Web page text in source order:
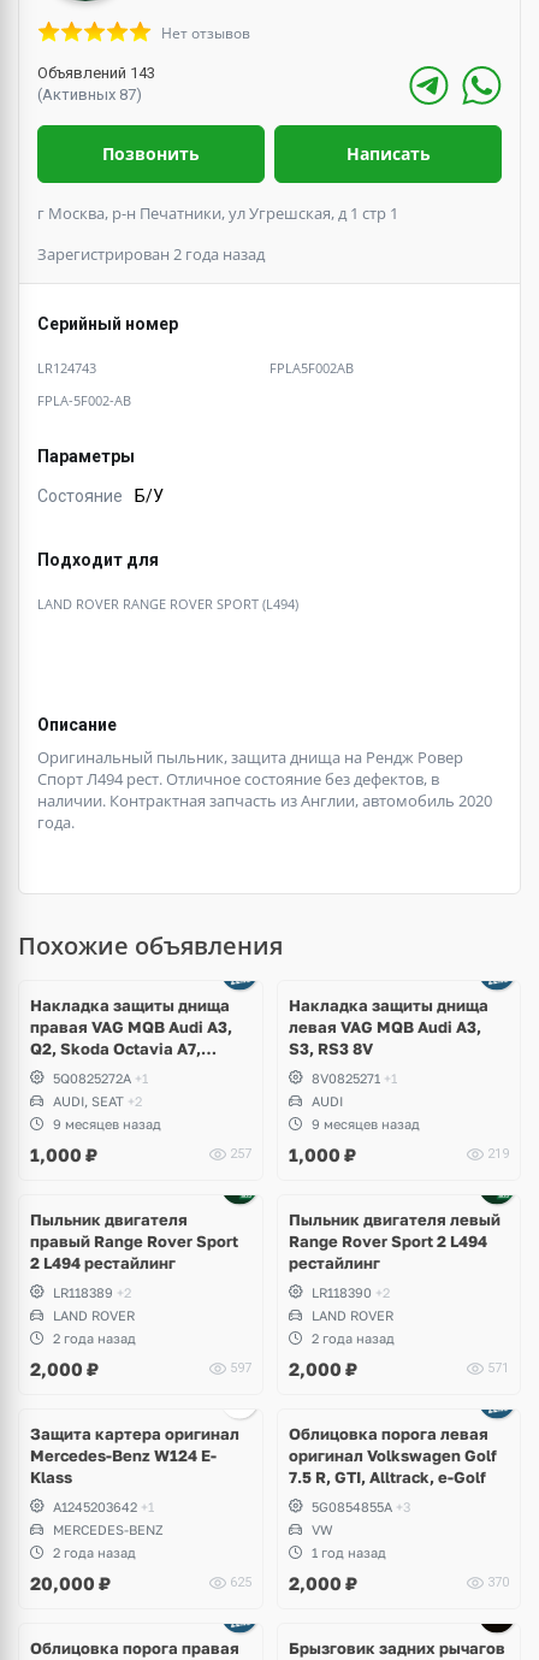
Нет отзывов
Объявлений 143
(Активных 87)
Позвонить Написать
г Москва, р-н Печатники, ул Угрешская, д 1 стр 1
Зарегистрирован 2 года назад
Серийный номер
LR124743
FPLA5F002AB
FPLA-5F002-AB
Параметры
Состояние Б/У
Подходит для
LAND ROVER RANGE ROVER SPORT (L494)
Описание
Оригинальный пыльник, защита днища на Рендж Ровер
Спорт Л494 рест. Отличное состояние без дефектов, в
наличии. Контрактная запчасть из Англии, автомобиль 2020
года.
Похожие объявления
Накладка защиты днища
правая VAG MQB Audi A3,
Q2, Skoda Octavia A7,
Karoq, Volkswagen Golf 7.5
GTI, R, T-Roc, Seat Leon
5Q0825272A +1
AUDI, SEAT +2
9 месяцев назад
1,000 ₽ 257
Накладка защиты днища
левая VAG MQB Audi A3,
S3, RS3 8V
8V0825271 +1
AUDI
9 месяцев назад
1,000 ₽ 219
Пыльник двигателя
правый Range Rover Sport
2 L494 рестайлинг
LR118389 +2
LAND ROVER
2 года назад
2,000 ₽ 597
Пыльник двигателя левый
Range Rover Sport 2 L494
рестайлинг
LR118390 +2
LAND ROVER
2 года назад
2,000 ₽ 571
Защита картера оригинал
Mercedes-Benz W124 E-
Klass
A1245203642 +1
MERCEDES-BENZ
2 года назад
20,000 ₽ 625
Облицовка порога левая
оригинал Volkswagen Golf
7.5 R, GTI, Alltrack, e-Golf
5G0854855A +3
VW
1 год назад
2,000 ₽ 370
Облицовка порога правая
Брызговик задних рычагов